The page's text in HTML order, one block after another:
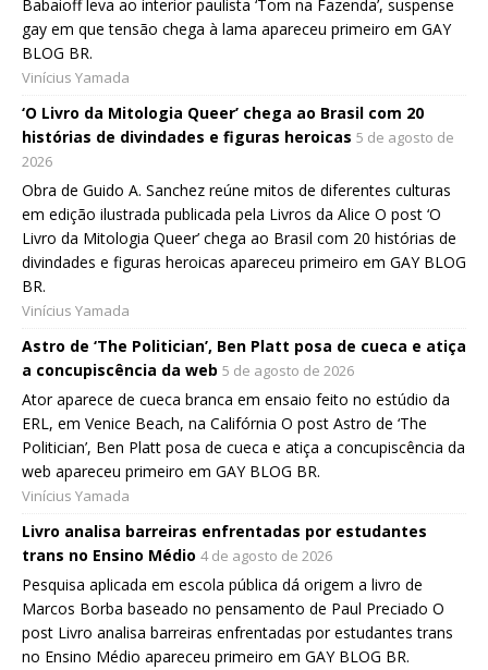
Babaioff leva ao interior paulista ‘Tom na Fazenda’, suspense
gay em que tensão chega à lama apareceu primeiro em GAY
BLOG BR.
Vinícius Yamada
‘O Livro da Mitologia Queer’ chega ao Brasil com 20
histórias de divindades e figuras heroicas 5 de agosto de
2026
Obra de Guido A. Sanchez reúne mitos de diferentes culturas
em edição ilustrada publicada pela Livros da Alice O post ‘O
Livro da Mitologia Queer’ chega ao Brasil com 20 histórias de
divindades e figuras heroicas apareceu primeiro em GAY BLOG
BR.
Vinícius Yamada
Astro de ‘The Politician’, Ben Platt posa de cueca e atiça
a concupiscência da web 5 de agosto de 2026
Ator aparece de cueca branca em ensaio feito no estúdio da
ERL, em Venice Beach, na Califórnia O post Astro de ‘The
Politician’, Ben Platt posa de cueca e atiça a concupiscência da
web apareceu primeiro em GAY BLOG BR.
Vinícius Yamada
Livro analisa barreiras enfrentadas por estudantes
trans no Ensino Médio 4 de agosto de 2026
Pesquisa aplicada em escola pública dá origem a livro de
Marcos Borba baseado no pensamento de Paul Preciado O
post Livro analisa barreiras enfrentadas por estudantes trans
no Ensino Médio apareceu primeiro em GAY BLOG BR.